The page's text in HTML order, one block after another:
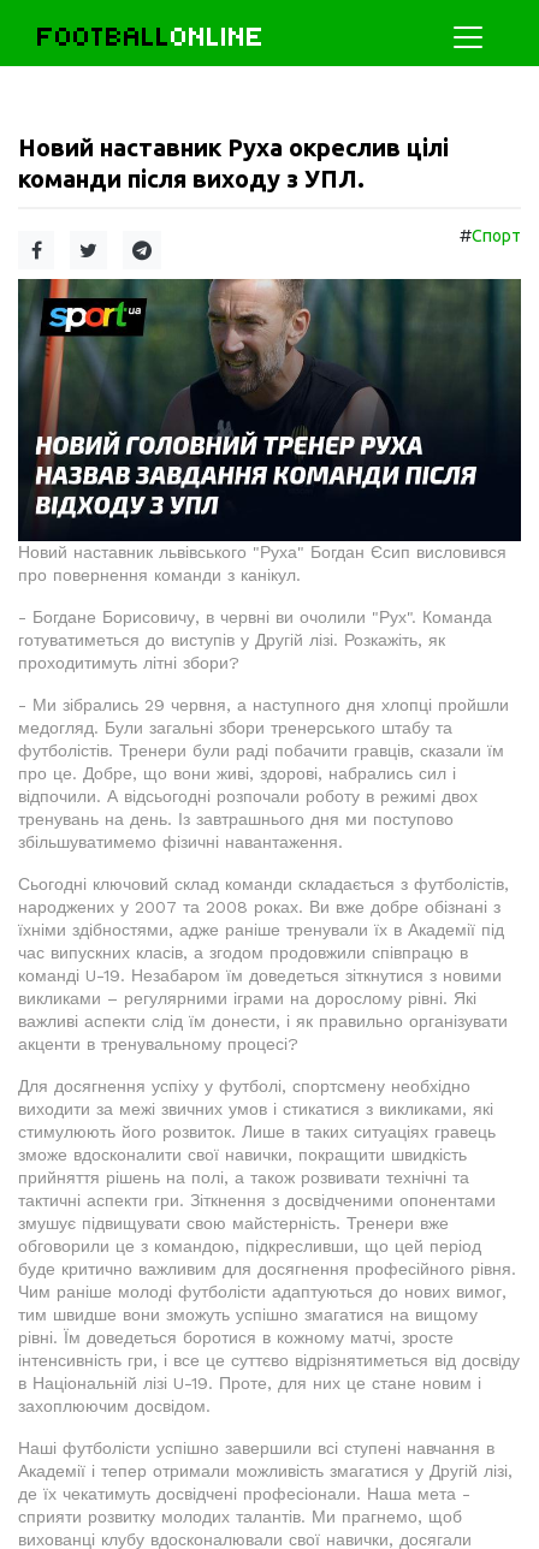
FOOTBALLONLINE
Новий наставник Руха окреслив цілі
команди після виходу з УПЛ.
#Спорт
Новий наставник львівського "Руха" Богдан Єсип висловився
про повернення команди з канікул.
- Богдане Борисовичу, в червні ви очолили "Рух". Команда
готуватиметься до виступів у Другій лізі. Розкажіть, як
проходитимуть літні збори?
- Ми зібрались 29 червня, а наступного дня хлопці пройшли
медогляд. Були загальні збори тренерського штабу та
футболістів. Тренери були раді побачити гравців, сказали їм
про це. Добре, що вони живі, здорові, набрались сил і
відпочили. А відсьогодні розпочали роботу в режимі двох
тренувань на день. Із завтрашнього дня ми поступово
збільшуватимемо фізичні навантаження.
Сьогодні ключовий склад команди складається з футболістів,
народжених у 2007 та 2008 роках. Ви вже добре обізнані з
їхніми здібностями, адже раніше тренували їх в Академії під
час випускних класів, а згодом продовжили співпрацю в
команді U-19. Незабаром їм доведеться зіткнутися з новими
викликами – регулярними іграми на дорослому рівні. Які
важливі аспекти слід їм донести, і як правильно організувати
акценти в тренувальному процесі?
Для досягнення успіху у футболі, спортсмену необхідно
виходити за межі звичних умов і стикатися з викликами, які
стимулюють його розвиток. Лише в таких ситуаціях гравець
зможе вдосконалити свої навички, покращити швидкість
прийняття рішень на полі, а також розвивати технічні та
тактичні аспекти гри. Зіткнення з досвідченими опонентами
змушує підвищувати свою майстерність. Тренери вже
обговорили це з командою, підкресливши, що цей період
буде критично важливим для досягнення професійного рівня.
Чим раніше молоді футболісти адаптуються до нових вимог,
тим швидше вони зможуть успішно змагатися на вищому
рівні. Їм доведеться боротися в кожному матчі, зросте
інтенсивність гри, і все це суттєво відрізнятиметься від досвіду
в Національній лізі U-19. Проте, для них це стане новим і
захоплюючим досвідом.
Наші футболісти успішно завершили всі ступені навчання в
Академії і тепер отримали можливість змагатися у Другій лізі,
де їх чекатимуть досвідчені професіонали. Наша мета -
сприяти розвитку молодих талантів. Ми прагнемо, щоб
вихованці клубу вдосконалювали свої навички, досягали